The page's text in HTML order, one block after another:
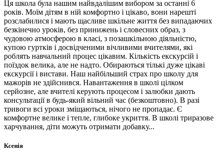
Ця школа була нашим найвдалішим вибором за останні 6
років. Моїм дітям в ній комфортно і цікаво, вони нарешті
розслабилися і мають щасливе шкільне життя без випадаючих
безкінечно уроків, без принижень і словесних образ, з
чудовою атмосферою в класі, з позашкільною діяльністю,
купою гуртків і досвідченими вічливими вчителями, які
роблять навчальний процес цікавим. Кількість екскурсій і
поїздок велика, але не надто. Обираються тількі дуже цікаві
екскурсії і вистави. Наш найбільший страх про школу для
мажорів не здійснився. Навантаження в школі цілком
серйозне, але вчителі керують процесом і залюбки дають
консультації в будь-який вільний час (безкоштовно). В разі
тривоги всі уроки зміщаються, нічого не пропадає. Є
комфортне велике і тепле, глибоке укриття. В школі триразове
харчування, діти можуть отримати добавку...
Ксенія